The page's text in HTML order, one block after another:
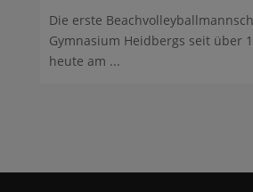
Die erste
Gymnasium Heidbergs seit über
heute am ...